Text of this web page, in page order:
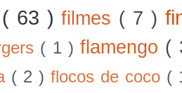
( 63 )filmes ( 7 )
( 1 )flamengo (
( 2 )flocos de coco (